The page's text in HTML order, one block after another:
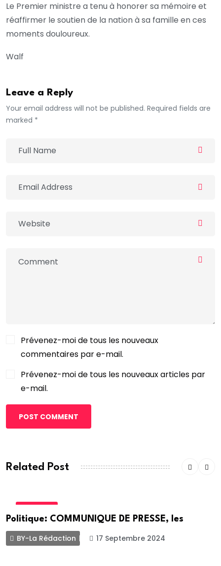
Le Premier ministre a tenu à honorer sa mémoire et
réaffirmer le soutien de la nation à sa famille en ces
moments douloureux.
Walf
Leave a Reply
Your email address will not be published. Required fields are
marked *
Prévenez-moi de tous les nouveaux
commentaires par e-mail.
Prévenez-moi de tous les nouveaux articles par
e-mail.
POST COMMENT
Related Post
Politique: COMMUNIQUE DE PRESSE, les
BY-La Rédaction 17 Septembre 2024